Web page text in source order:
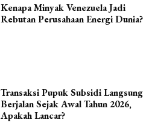
Kenapa Minyak Venezuela Jadi
Rebutan Perusahaan Energi Dunia?
Transaksi Pupuk Subsidi Langsung
Berjalan Sejak Awal Tahun 2026,
Apakah Lancar?